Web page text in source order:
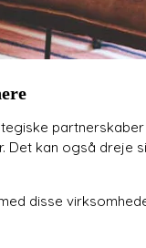
Det kan også dreje
disse